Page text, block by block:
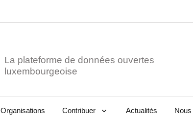
La plateforme de données ouvertes
Organisations Contribuer Actualités